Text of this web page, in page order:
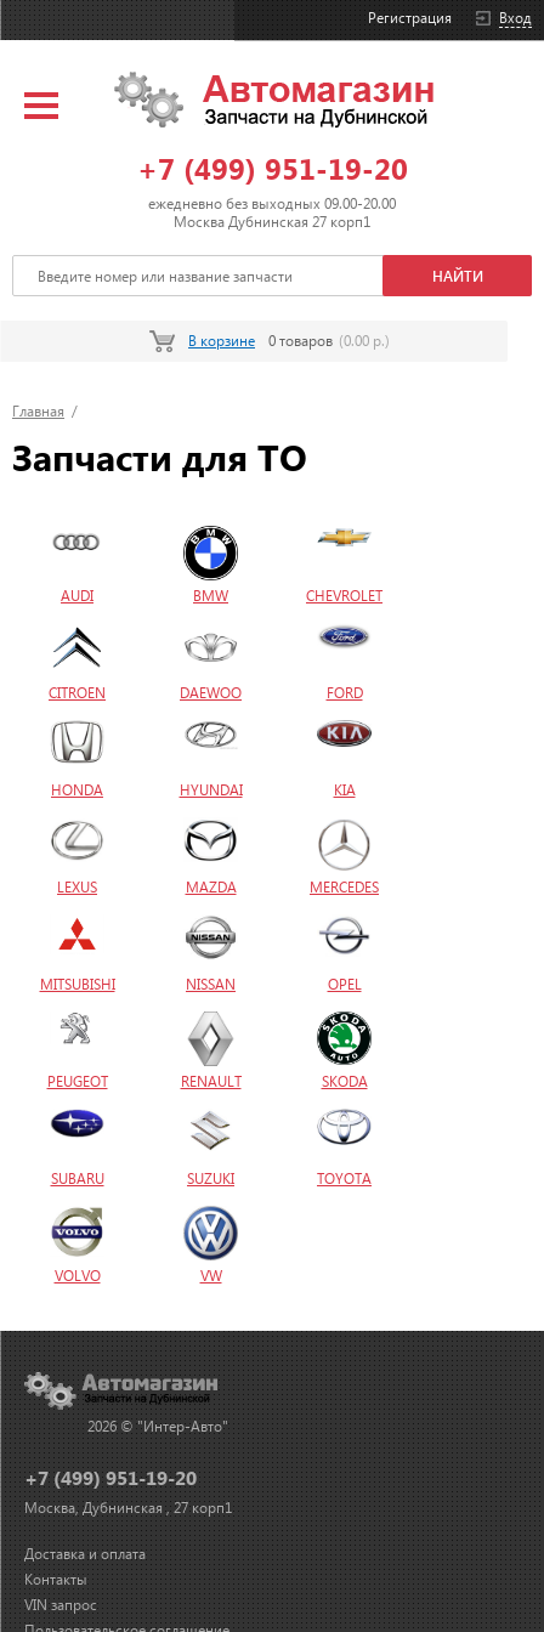
Вход
Регистрация
+7 (499) 951-19-20
ежедневно без выходных 09.00-20.00
Москва Дубнинская 27 корп1
В корзине 0 товаров (0.00 р.)
Главная /
Запчасти для ТО
AUDI BMW CHEVROLET
CITROEN DAEWOO FORD
HONDA HYUNDAI KIA
LEXUS MAZDA MERCEDES
MITSUBISHI NISSAN OPEL
PEUGEOT RENAULT SKODA
SUBARU SUZUKI TOYOTA
VOLVO VW
2026 © "Интер-Авто"
+7 (499) 951-19-20
Москва, Дубнинская , 27 корп1
Доставка и оплата
Контакты
VIN запрос